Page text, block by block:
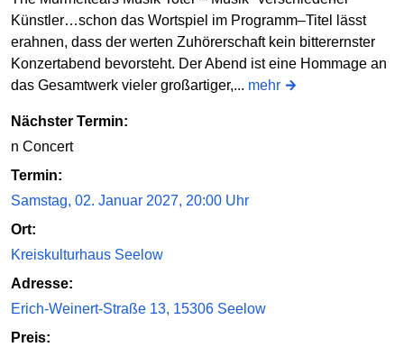
Künstler…schon das Wortspiel im Programm–Titel lässt
erahnen, dass der werten Zuhörerschaft kein bitterernster
Konzertabend bevorsteht. Der Abend ist eine Hommage an
das Gesamtwerk vieler großartiger,... mehr
Nächster Termin:
n Concert
Termin:
Samstag, 02. Januar 2027, 20:00 Uhr
Ort:
Kreiskulturhaus Seelow
Adresse:
Erich-Weinert-Straße 13, 15306 Seelow
Preis: